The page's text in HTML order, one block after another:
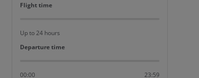
Flight time
Flight time
Up to 24 hours
Departure time
Departure time
00:00 23:59